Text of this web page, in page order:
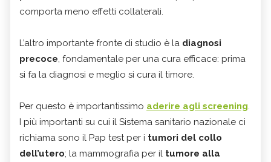
comporta meno effetti collaterali.
L’altro importante fronte di studio è la diagnosi
precoce, fondamentale per una cura efficace: prima
si fa la diagnosi e meglio si cura il timore.
Per questo è importantissimo aderire agli screening.
I più importanti su cui il Sistema sanitario nazionale ci
richiama sono il Pap test per i tumori del collo
dell’utero; la mammografia per il tumore alla